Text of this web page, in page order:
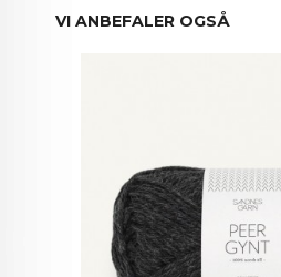
VI ANBEFALER OGSÅ